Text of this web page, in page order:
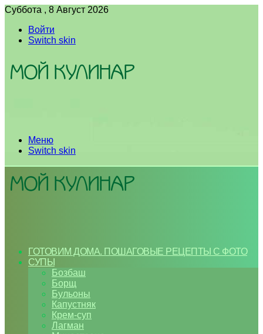
Суббота , 8 Август 2026
Войти
Switch skin
Меню
Switch skin
ГОТОВИМ ДОМА. ПОШАГОВЫЕ РЕЦЕПТЫ С ФОТО
СУПЫ
Бозбаш
Борщ
Бульоны
Капустняк
Крем-суп
Лагман